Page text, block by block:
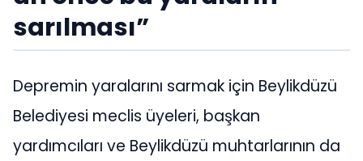
sarılması”
Depremin yaralarını sarmak için Beylikdüzü
Belediyesi meclis üyeleri, başkan
yardımcıları ve Beylikdüzü muhtarlarının da